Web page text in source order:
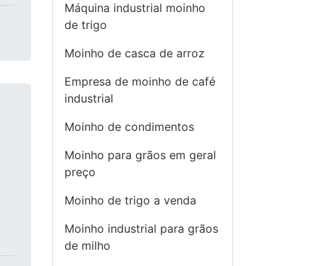
Máquina industrial moinho
de trigo
Moinho de casca de arroz
Empresa de moinho de café
industrial
Moinho de condimentos
Moinho para grãos em geral
preço
Moinho de trigo a venda
Moinho industrial para grãos
de milho